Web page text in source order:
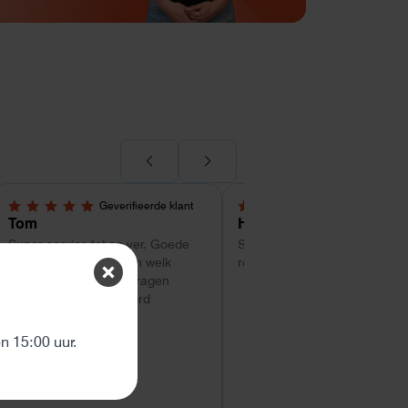
Geverifieerde klant
5,0 van 5 sterren
Tom
Super service tot zo ver. Goede
hulp met uitzoeken van welk
systeem geschikt is. Vragen
worden snel beantwoord
4 van 5 sterren
Hans Kollenbrander
Snelle levering en goede
respons bij installatie.
15:00 uur.